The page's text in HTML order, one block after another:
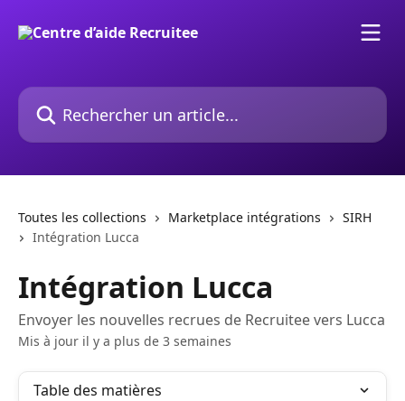
Rechercher un article...
Toutes les collections Marketplace intégrations
SIRH
Intégration Lucca
Intégration Lucca
Envoyer les nouvelles recrues de Recruitee vers Lucca
Mis à jour il y a plus de 3 semaines
Table des matières